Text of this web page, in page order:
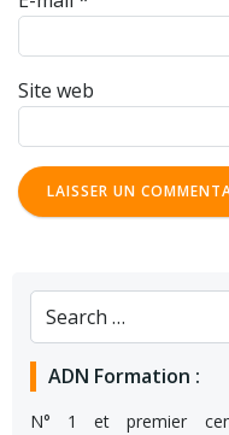
Site web
ADN Formation :
N° 1 et premier